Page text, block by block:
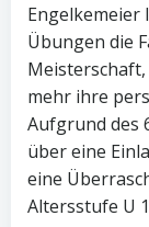
Übungen die
mehr ihre
Aufgrund des
über eine
eine
Altersstufe U